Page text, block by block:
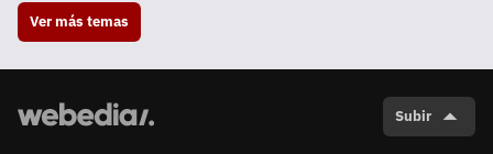
Ver más temas
Subir